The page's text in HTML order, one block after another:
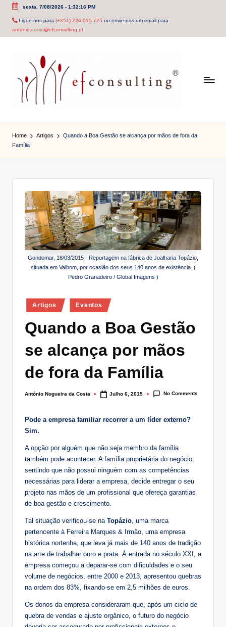
Skip
sexta, 7/08/2026- 1:32:16 PM
Ligue-nos para (+351) 224 015 725 ou envie-nos um email para
antonio.costa@efconsulting.pt.
f
Home Artigos
Quando a Boa Gestão se alcança por mãos de fora da
Família
Gondomar, 18/03/2015 - Reportagem na fábrica de Joalharia Topázio,
situada em Valbom, por ocasião dos seus 140 anos de existência. (
Pedro Granadeiro / Global Imagens )
Posted
in
Artigos Eventos
Quando a Boa Gestão
se alcança por mãos
de fora da Família
Posted
António Nogueira da Costa Julho 6, 2015 No Comments
Pode a empresa familiar recorrer a um líder externo?
Sim.
A opção por alguém que não seja membro da família
também pode acontecer. A família proprietária do negócio,
sentindo que não possui ninguém com as competências
necessárias para liderar a empresa, decide entregar o seu
projeto nas mãos de um profissional que ofereça garantias
de boa gestão e crescimento.
Tal situação verificou-se na Topázio , uma marca
pertencente à Ferreira Marques & Irmão, uma empresa
histórica nortenha, que leva já mais de 140 anos de tradição
na arte de trabalhar ouro e prata. À entrada no século XXI, a
empresa começou a deparar-se com dificuldades e o seu
volume de negócios, entre 2000 e 2013, apresentou quebras
na ordem dos 83%, fixando-se em 2,5 milhões de euros.
Os donos da empresa consideraram que, após um ciclo de
quebra de vendas e ajuste orgânico, o futuro do negócio